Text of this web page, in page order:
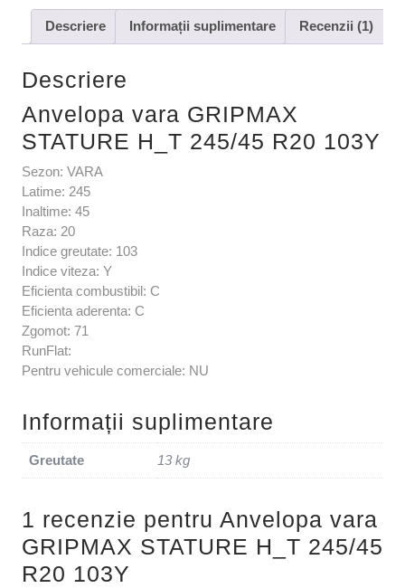
Descriere Informații suplimentare Recenzii (1)
Descriere
Anvelopa vara GRIPMAX
STATURE H_T 245/45 R20 103Y
Sezon: VARA
Latime: 245
Inaltime: 45
Raza: 20
Indice greutate: 103
Indice viteza: Y
Eficienta combustibil: C
Eficienta aderenta: C
Zgomot: 71
RunFlat:
Pentru vehicule comerciale: NU
Informații suplimentare
Greutate 13 kg
1 recenzie pentru Anvelopa vara
GRIPMAX STATURE H_T 245/45
R20 103Y